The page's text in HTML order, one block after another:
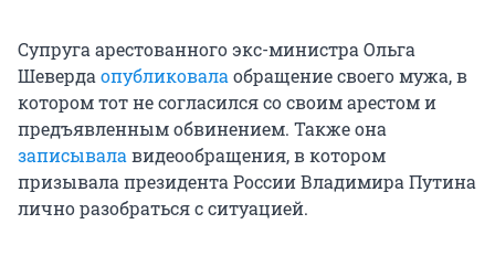
Супруга арестованного экс-министра Ольга
Шеверда опубликовала обращение своего мужа, в
котором тот не согласился со своим арестом и
предъявленным обвинением. Также она
записывала видеообращения, в котором
призывала президента России Владимира Путина
лично разобраться с ситуацией.